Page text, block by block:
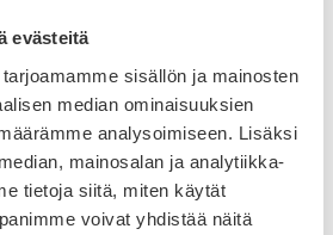
evästeitä
sisällön ja mainosten
median ominaisuuksien
analysoimiseen. Lisäksi
mainosalan ja analytiikka-
tietoja siitä, miten käytät
voivat yhdistää näitä
ostetuilla tuotteilla ei ole
apteekkiin, maksa apteekissa